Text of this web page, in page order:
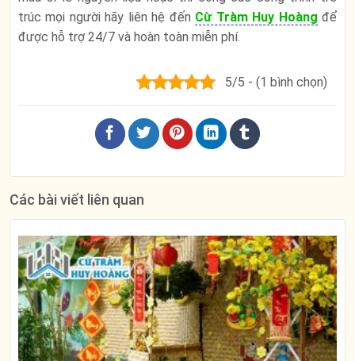
trúc mọi người hãy liên hệ đến Cừ Tràm Huy Hoàng để
được hỗ trợ 24/7 và hoàn toàn miễn phí.
5/5 - (1 bình chọn)
Các bài viết liên quan